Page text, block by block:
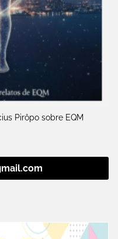
Pirôpo sobre EQM